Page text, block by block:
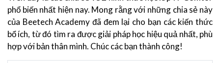
phổ biến nhất hiện nay. Mong rằng với những chia sẻ này
của Beetech Academy đã đem lại cho bạn các kiến thức
bổ ích, từ đó tìm ra được giải pháp học hiệu quả nhất, phù
hợp với bản thân mình. Chúc các bạn thành công!